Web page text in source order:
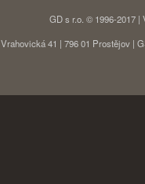
GD s r.o. © 1996-2017
Vrahovická 41 | 796 01 Prostějov |